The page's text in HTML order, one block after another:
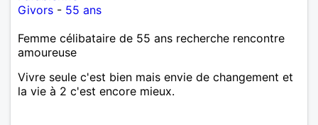
Givors - 55 ans
Femme célibataire de 55 ans recherche rencontre
amoureuse
Vivre seule c'est bien mais envie de changement et
la vie à 2 c'est encore mieux.